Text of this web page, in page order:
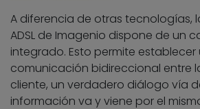
A diferencia de otras tecnologías,
ADSL de Imagenio dispone de un
integrado. Esto permite establecer
comunicación bidireccional entre
cliente, un verdadero diálogo vía
información va y viene por el